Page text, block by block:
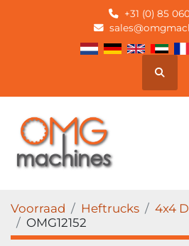
+31 (0) 85
Zoek
Voorraad Heftrucks
4x4
OMG12152